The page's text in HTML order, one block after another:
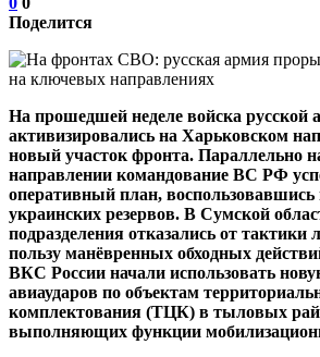
Поделится
На прошедшей неделе войска русской
активизировались на Харьковском
новый участок фронта. Параллельно
направлении командование ВС РФ
оперативный план, воспользовавшись
украинских резервов. В Сумской
подразделения отказались от тактики
пользу манёвренных обходных
ВКС России начали использовать
авиаударов по объектам
комплектования (ТЦК) в тыловых
выполняющих функции